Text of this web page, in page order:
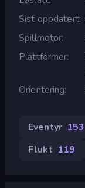
Sist oppdatert
Spillmotor
Plattformer
Orientering
Eventyr 153
Flukt 119